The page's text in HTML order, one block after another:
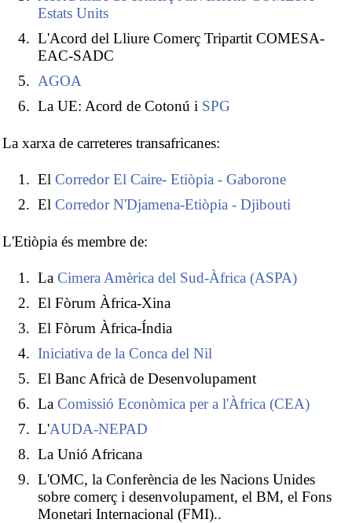
Estats Units
L'Acord del Lliure Comerç Tripartit COMESA-
EAC-SADC
AGOA
La UE: Acord de Cotonú i SPG
La xarxa de carreteres transafricanes:
El Corredor El Caire- Etiòpia - Gaborone
El Corredor N'Djamena-Etiòpia - Djibouti
L'Etiòpia és membre de:
La Cimera Amèrica del Sud-Àfrica (ASPA)
El Fòrum Àfrica-Xina
El Fòrum Àfrica-Índia
Iniciativa de la Conca del Nil
El Banc Africà de Desenvolupament
La Comissió Econòmica per a l'Àfrica (CEA)
L'AUDA-NEPAD
La Unió Africana
L'OMC, la Conferència de les Nacions Unides
sobre comerç i desenvolupament, el BM, el Fons
Monetari Internacional (FMI)..